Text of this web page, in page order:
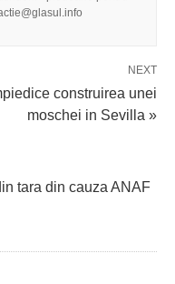
NEXT
construirea unei
moschei in Sevilla »
tara din cauza ANAF